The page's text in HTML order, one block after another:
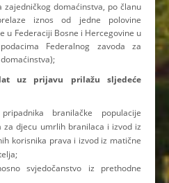
domaćinstva, po članu
iznos od jedne polovine
u Federaciji Bosne i Hercegovine u
Federalnog zavoda za
uz prijavu prilažu sljedeće
branilačke populacije
za djecu umrlih branilaca i izvod iz
korisnika prava i izvod iz matične
svjedočanstvo iz prethodne